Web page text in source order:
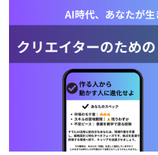
ゲーム・エンタメ
広告
出版
CREATIVE VILLAGEからの
プロフェッショナ